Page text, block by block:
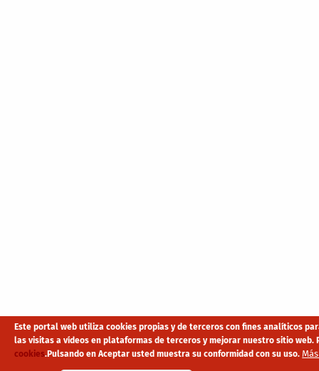
Este portal web utiliza cookies propias y de terceros con fines analíticos
las visitas a vídeos en plataformas de terceros y mejorar nuestro sitio
cookies.Pulsando en Aceptar usted muestra su conformidad con su uso.